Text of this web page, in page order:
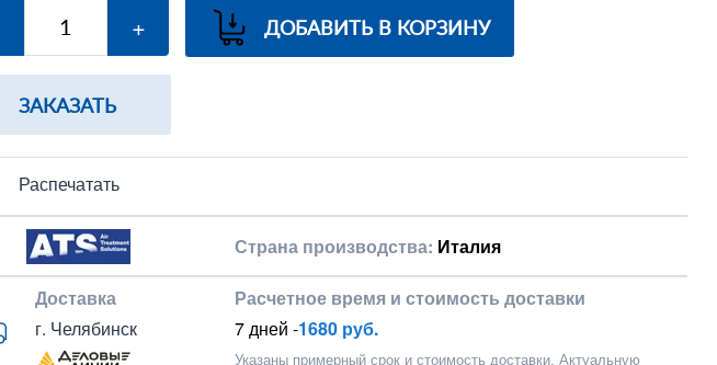
+ ДОБАВИТЬ В КОРЗИНУ
ЗАКАЗАТЬ
Распечатать
Страна производства: Италия
Доставка
г. Челябинск
Расчетное время и стоимость доставки
7 дней -1680 руб.
Указаны примерный срок и стоимость доставки. Актуальную